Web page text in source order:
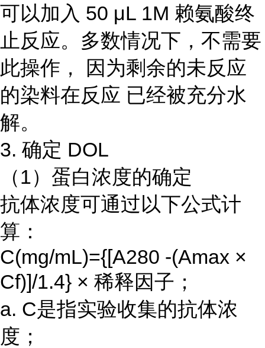
可以加入 50 μL 1M 赖氨酸终
止反应。多数情况下，不需要
此操作， 因为剩余的未反应
的染料在反应 已经被充分水
解。
3. 确定 DOL
（1）蛋白浓度的确定
抗体浓度可通过以下公式计
算：
C(mg/mL)={[A280 -(Amax ×
Cf)]/1.4} × 稀释因子；
a. C是指实验收集的抗体浓
度；